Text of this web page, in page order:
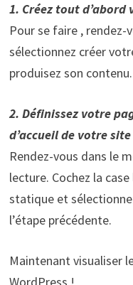
1. Créez tout d’abord
Pour se faire , rendez-
sélectionnez créer
produisez son contenu.
2. Définissez votre
d’accueil de votre
Rendez-vous dans le
lecture. Cochez la
statique et
l’étape précédente.
Maintenant visualiser